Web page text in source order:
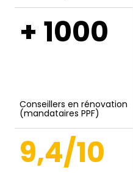
+ 1000
Conseillers en rénovation
(mandataires PPF)
9,4/10